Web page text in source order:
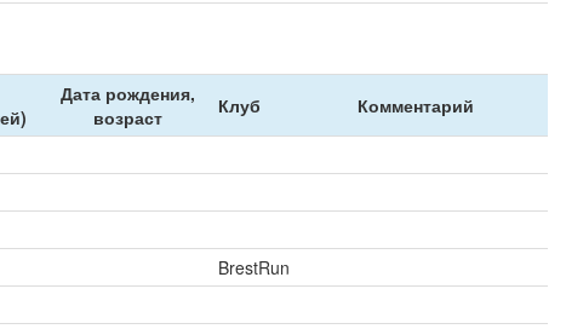
Дата рождения,
возраст
Клуб Комментарий
BrestRun